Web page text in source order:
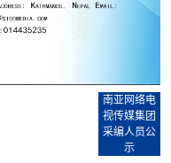
南亚网络电
视传媒集团
采编人员公
示